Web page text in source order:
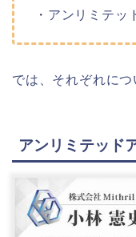
・アンリミテッ
では、それぞれにつ
アンリミテッド